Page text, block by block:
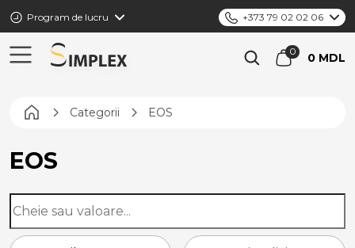
Program de lucru +373 79 02 02 06
0 MDL
Pagina principală
Categorii EOS
EOS